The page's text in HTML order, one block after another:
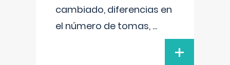
cambiado, diferencias en
el número de tomas, ...
+